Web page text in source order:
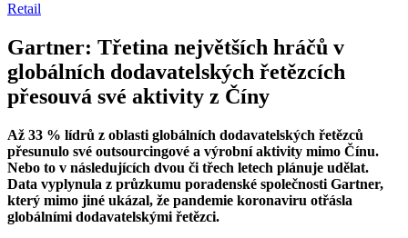
Retail
Gartner: Třetina největších hráčů v
globálních dodavatelských řetězcích
přesouvá své aktivity z Číny
Až 33 % lídrů z oblasti globálních dodavatelských řetězců
přesunulo své outsourcingové a výrobní aktivity mimo Čínu.
Nebo to v následujících dvou či třech letech plánuje udělat.
Data vyplynula z průzkumu poradenské společnosti Gartner,
který mimo jiné ukázal, že pandemie koronaviru otřásla
globálními dodavatelskými řetězci.